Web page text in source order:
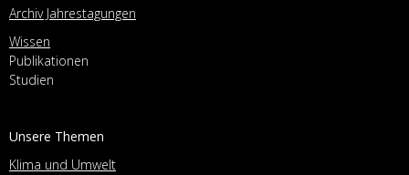
Archiv Jahrestagungen
Wissen
Publikationen
Studien
Unsere Themen
Klima und Umwelt